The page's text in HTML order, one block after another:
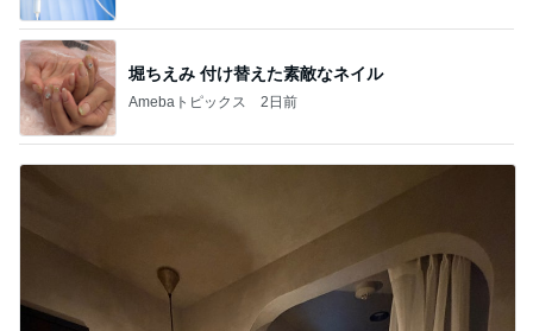
食べる前後にぬるま湯を飲む基本形
Amebaトピックス 18時間前
夫の入院で済んだ余計な物の買い物
1日前